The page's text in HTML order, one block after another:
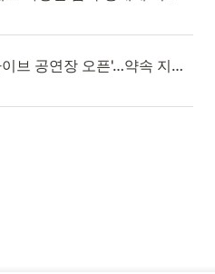
환갑잔치 할 돈으로 '라이브 공연장 오픈'…약속 지킨 변호사